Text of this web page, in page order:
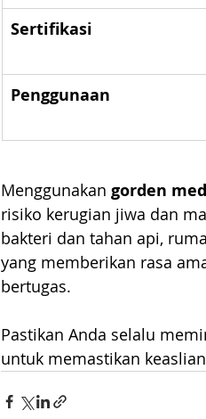
Sertifikasi
Penggunaan
Menggunakan gorden
risiko kerugian jiwa dan
bakteri dan tahan api,
yang memberikan rasa
bertugas.
Pastikan Anda selalu
untuk memastikan